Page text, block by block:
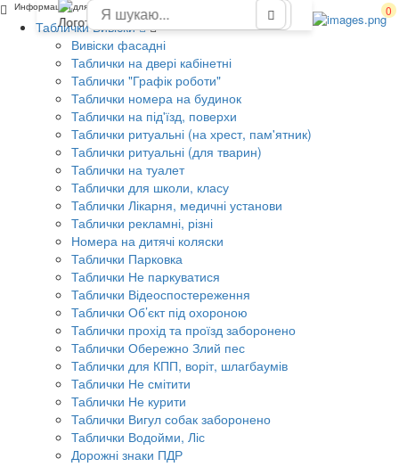
Таблички Вивіски
Вивіски фасадні
Таблички на двері кабінетні
Таблички "Графік роботи"
Таблички номера на будинок
Таблички на під'їзд, поверхи
Таблички ритуальні (на хрест, пам'ятник)
Таблички ритуальні (для тварин)
Таблички на туалет
Таблички для школи, класу
Таблички Лікарня, медичні установи
Таблички рекламні, різні
Номера на дитячі коляски
Таблички Парковка
Таблички Не паркуватися
Таблички Відеоспостереження
Таблички Об’єкт під охороною
Таблички прохід та проїзд заборонено
Таблички Обережно Злий пес
Таблички для КПП, воріт, шлагбаумів
Таблички Не смітити
Таблички Не курити
Таблички Вигул собак заборонено
Таблички Водойми, Ліс
Дорожні знаки ПДР
0
Информация для родителей в школе на стенд